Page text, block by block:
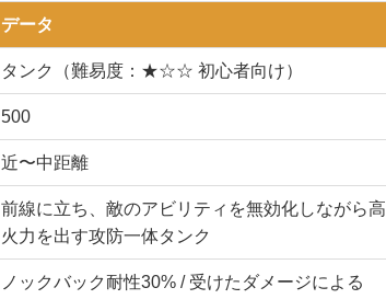
データ
タンク（難易度：★☆☆ 初心者向け）
500
近〜中距離
前線に立ち、敵のアビリティを無効化しながら高
火力を出す攻防一体タンク
ノックバック耐性30% / 受けたダメージによる